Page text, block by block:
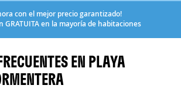
con el mejor precio garantizado!
GRATUITAen la mayoría de habitaciones
EN PLAYA